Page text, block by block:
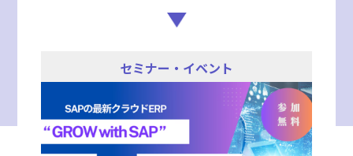
セミナー・イベント